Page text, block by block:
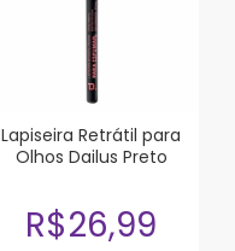
Lapiseira Retrátil para
Olhos Dailus Preto
R$26,99